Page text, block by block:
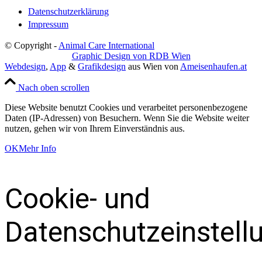
Datenschutzerklärung
Impressum
© Copyright - Animal Care International
Graphic Design von RDB Wien
Webdesign, App & Grafikdesign aus Wien von Ameisenhaufen.at
Nach oben scrollen
Diese Website benutzt Cookies und verarbeitet personenbezogene
Daten (IP-Adressen) von Besuchern. Wenn Sie die Website weiter
nutzen, gehen wir von Ihrem Einverständnis aus.
OKMehr Info
Cookie- und